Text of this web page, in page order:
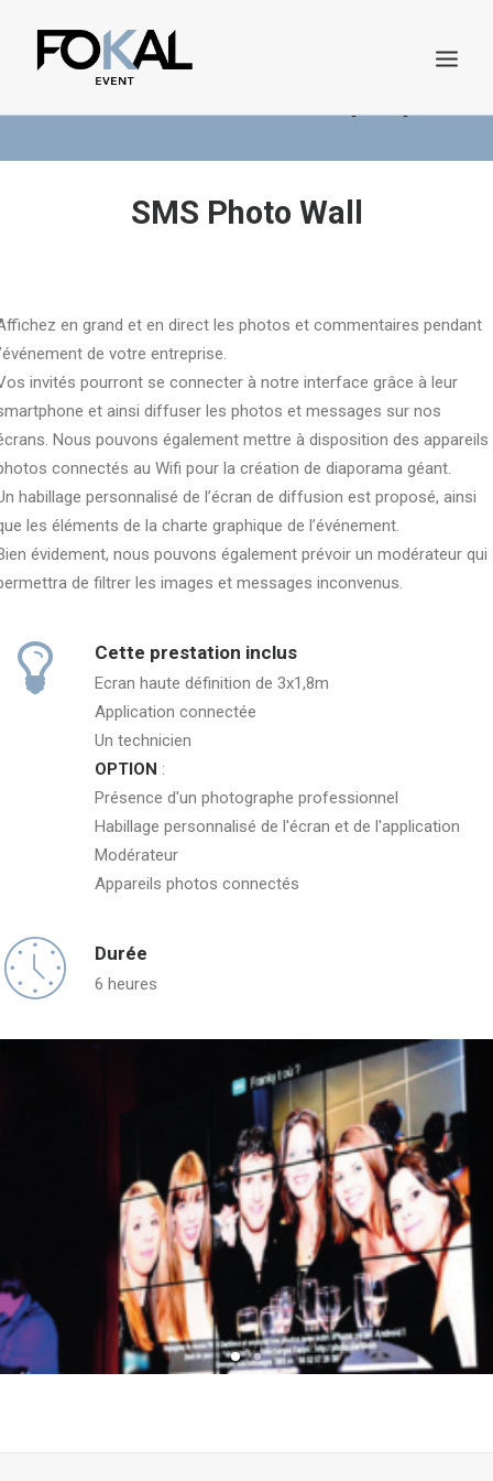
DEMANDE DE DEVIS
SMS Photo Wall
en grand et en direct les photos et commentaires pendant
de votre entreprise.
invités pourront se connecter à notre interface grâce à leur
et ainsi diffuser les photos et messages sur nos
Nous pouvons également mettre à disposition des appareils
connectés au Wifi pour la création de diaporama géant.
habillage personnalisé de l’écran de diffusion est proposé, ainsi
les éléments de la charte graphique de l’événement.
évidement, nous pouvons également prévoir un modérateur qui
de filtrer les images et messages inconvenus.
Cette prestation inclus
Ecran haute définition de 3x1,8m
Application connectée
Un technicien
OPTION :
Présence d'un photographe professionnel
Habillage personnalisé de l'écran et de l'application
Modérateur
Appareils photos connectés
Durée
6 heures